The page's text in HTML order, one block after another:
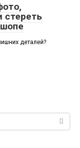
стереть
деталей?